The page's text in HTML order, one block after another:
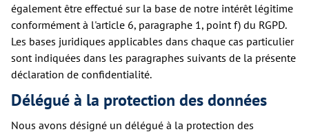
également être effectué sur la base de notre intérêt légitime
conformément à l'article 6, paragraphe 1, point f) du RGPD.
Les bases juridiques applicables dans chaque cas particulier
sont indiquées dans les paragraphes suivants de la présente
déclaration de confidentialité.
Délégué à la protection des données
Nous avons désigné un délégué à la protection des